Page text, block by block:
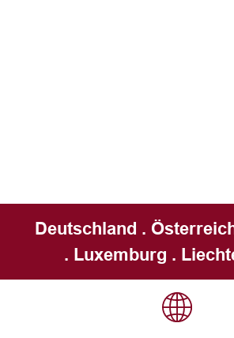
Deutschland .
. Luxemburg .